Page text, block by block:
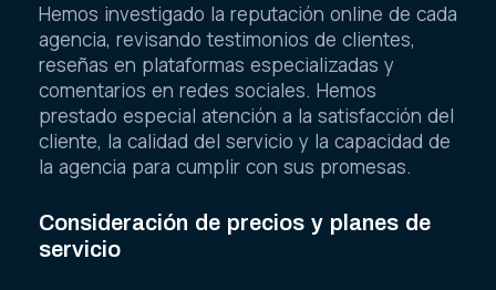
Hemos investigado la reputación online de cada
agencia, revisando testimonios de clientes,
reseñas en plataformas especializadas y
comentarios en redes sociales. Hemos
prestado especial atención a la satisfacción del
cliente, la calidad del servicio y la capacidad de
la agencia para cumplir con sus promesas.
Consideración de precios y planes de
servicio